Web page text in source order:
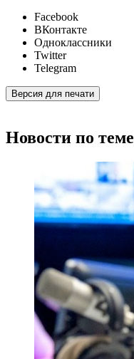
Facebook
ВКонтакте
Одноклассники
Twitter
Telegram
Версия для печати
Новости по теме